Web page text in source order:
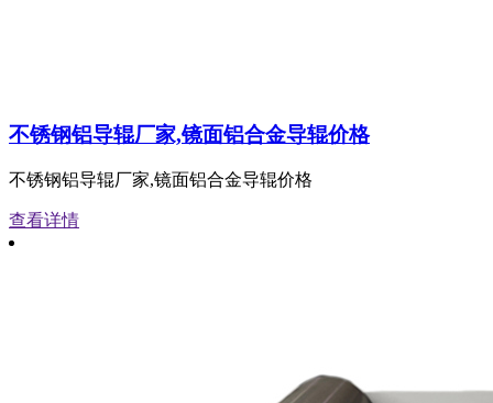
不锈钢铝导辊厂家,镜面铝合金导辊价格
不锈钢铝导辊厂家,镜面铝合金导辊价格
查看详情